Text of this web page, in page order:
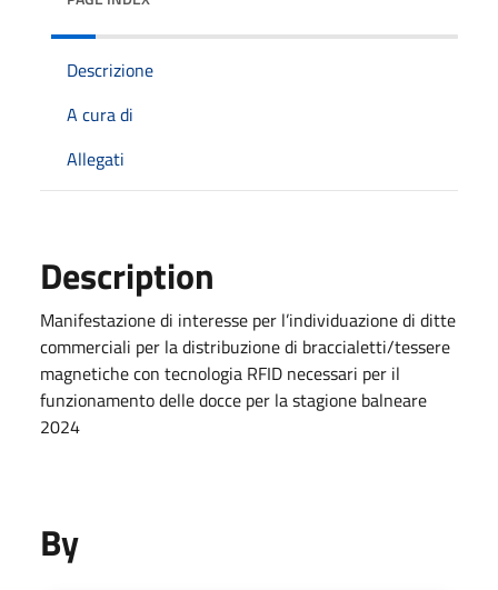
Descrizione
A cura di
Allegati
Description
Manifestazione di interesse per l’individuazione di ditte
commerciali per la distribuzione di braccialetti/tessere
magnetiche con tecnologia RFID necessari per il
funzionamento delle docce per la stagione balneare
2024
By